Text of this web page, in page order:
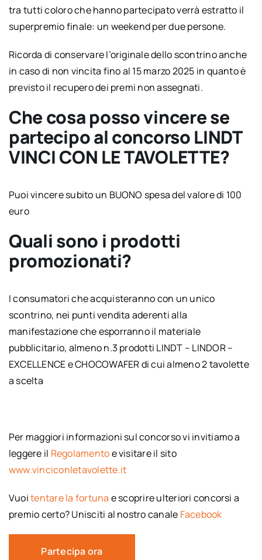
tra tutti coloro che hanno partecipato verrà estratto il
superpremio finale: un weekend per due persone.
Ricorda di conservare l’originale dello scontrino anche
in caso di non vincita fino al 15 marzo 2025 in quanto è
previsto il recupero dei premi non assegnati.
Che cosa posso vincere se
partecipo al concorso LINDT
VINCI CON LE TAVOLETTE?
Puoi vincere subito un BUONO spesa del valore di 100
euro
Quali sono i prodotti
promozionati?
I consumatori che acquisteranno con un unico
scontrino, nei punti vendita aderenti alla
manifestazione che esporranno il materiale
pubblicitario, almeno n.3 prodotti LINDT – LINDOR –
EXCELLENCE e CHOCOWAFER di cui almeno 2 tavolette
a scelta
Per maggiori informazioni sul concorso vi invitiamo a
leggere il Regolamentoe visitare il sito
www.vinciconletavolette.it
Vuoitentare la fortuna e scoprire ulteriori concorsi a
premio certo? Unisciti al nostro canale Facebook
Partecipa ora